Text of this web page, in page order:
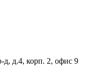
д.4, корп. 2, офис 9